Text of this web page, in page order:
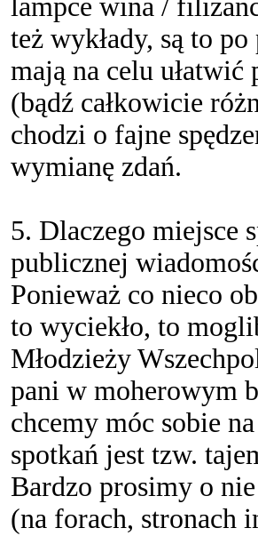
lampce wina /
też wykłady, są to
mają na celu
(bądź całkowicie
chodzi o fajne
wymianę zdań.
5. Dlaczego miejsce
publicznej
Ponieważ co nieco
to wyciekło, to
Młodzieży
pani w moherowym
chcemy móc sobie
spotkań jest tzw.
Bardzo prosimy o
(na forach, stronach